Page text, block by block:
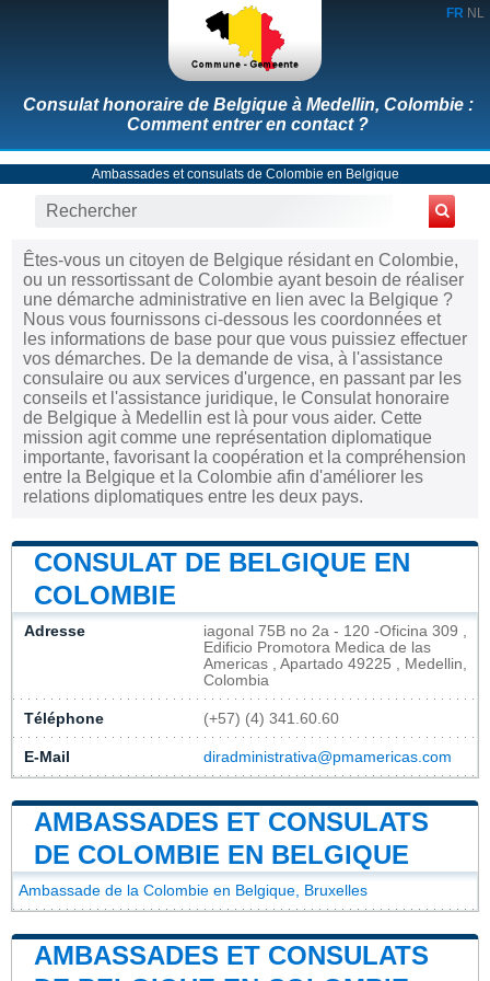
FR NL
Consulat honoraire de Belgique à Medellin, Colombie :
Comment entrer en contact ?
Ambassades et consulats de Colombie en Belgique
Êtes-vous un citoyen de Belgique résidant en Colombie,
ou un ressortissant de Colombie ayant besoin de réaliser
une démarche administrative en lien avec la Belgique ?
Nous vous fournissons ci-dessous les coordonnées et
les informations de base pour que vous puissiez effectuer
vos démarches. De la demande de visa, à l'assistance
consulaire ou aux services d'urgence, en passant par les
conseils et l'assistance juridique, le Consulat honoraire
de Belgique à Medellin est là pour vous aider. Cette
mission agit comme une représentation diplomatique
importante, favorisant la coopération et la compréhension
entre la Belgique et la Colombie afin d'améliorer les
relations diplomatiques entre les deux pays.
CONSULAT DE BELGIQUE EN
COLOMBIE
Adresse
iagonal 75B no 2a - 120 -Oficina 309 ,
Edificio Promotora Medica de las
Americas , Apartado 49225 , Medellin,
Colombia
Téléphone (+57) (4) 341.60.60
E-Mail diradministrativa@pmamericas.com
AMBASSADES ET CONSULATS
DE COLOMBIE EN BELGIQUE
Ambassade de la Colombie en Belgique, Bruxelles
AMBASSADES ET CONSULATS